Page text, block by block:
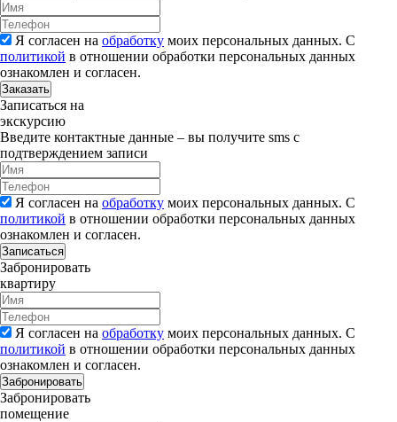
Я согласен на обработку моих персональных данных. С
политикой в отношении обработки персональных данных
ознакомлен и согласен.
Заказать
Записаться на
экскурсию
Введите контактные данные – вы получите sms с
подтверждением записи
Я согласен на обработку моих персональных данных. С
политикой в отношении обработки персональных данных
ознакомлен и согласен.
Записаться
Забронировать
квартиру
Я согласен на обработку моих персональных данных. С
политикой в отношении обработки персональных данных
ознакомлен и согласен.
Забронировать
Забронировать
помещение